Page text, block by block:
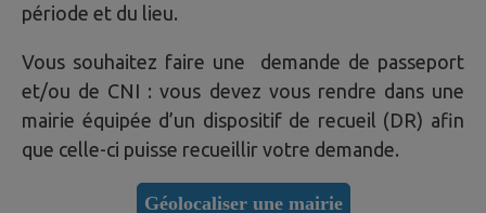
période et du lieu.
Vous souhaitez faire une demande de passeport
et/ou de CNI : vous devez vous rendre dans une
mairie équipée d’un dispositif de recueil (DR) afin
que celle-ci puisse recueillir votre demande.
Géolocaliser une mairie